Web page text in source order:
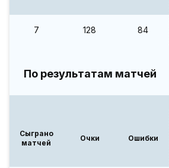
7 128 84
По результатам матчей
Сыграно
матчей
Очки Ошибки